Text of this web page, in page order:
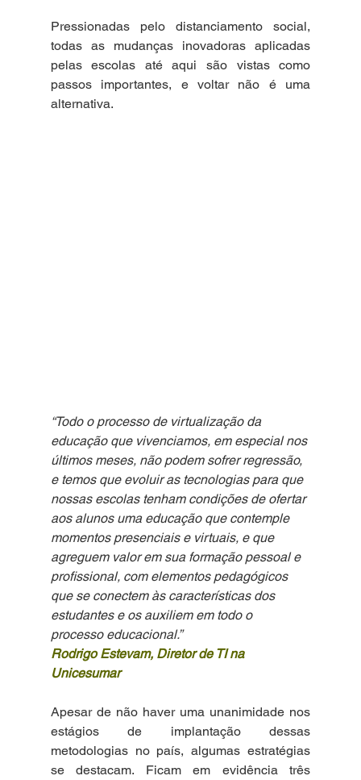
Pressionadas pelo distanciamento social,
todas as mudanças inovadoras aplicadas
pelas escolas até aqui são vistas como
passos importantes, e voltar não é uma
alternativa.
“Todo o processo de virtualização da
educação que vivenciamos, em especial nos
últimos meses, não podem sofrer regressão,
e temos que evoluir as tecnologias para que
nossas escolas tenham condições de ofertar
aos alunos uma educação que contemple
momentos presenciais e virtuais, e que
agreguem valor em sua formação pessoal e
profissional, com elementos pedagógicos
que se conectem às características dos
estudantes e os auxiliem em todo o
processo educacional.”
Rodrigo Estevam, Diretor de TI na
Unicesumar
Apesar de não haver uma unanimidade nos
estágios de implantação dessas
metodologias no país, algumas estratégias
se destacam. Ficam em evidência três